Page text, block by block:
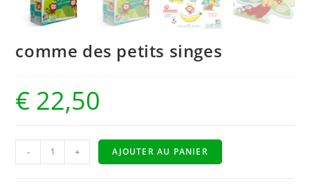
comme des petits singes
€ 22,50
- + AJOUTER AU PANIER